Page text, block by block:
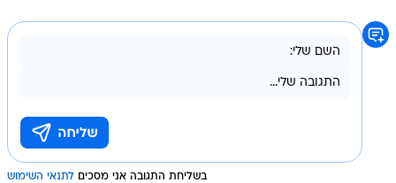
בשליחת התגובה אני מסכים לתנאי השימוש